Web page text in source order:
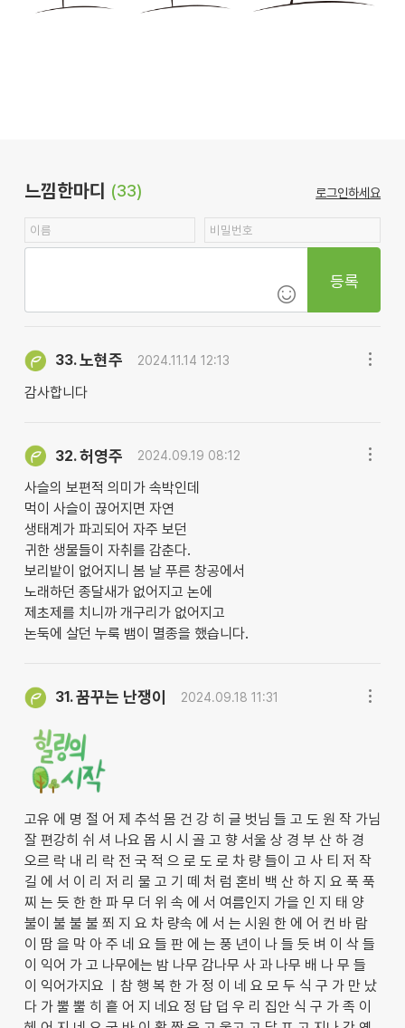
느낌한마디 (33) 로그인하세요
등록
33.노현주 2024.11.14 12:13
감사합니다
32.허영주 2024.09.19 08:12
사슬의 보편적 의미가 속박인데
먹이 사슬이 끊어지면 자연
생태계가 파괴되어 자주 보던
귀한 생물들이 자취를 감춘다.
보리밭이 없어지니 봄 날 푸른 창공에서
노래하던 종달새가 없어지고 논에
제초제를 치니까 개구리가 없어지고
논둑에 살던 누룩 뱀이 멸종을 했습니다.
31.꿈꾸는 난쟁이 2024.09.18 11:31
고유 에 명 절 어 제 추석 몸 건 강 히 글 벗님 들 고 도 원 작 가님
잘 편강히 쉬 셔 나요 몹 시 시 골 고 향 서울 상 경 부 산 하 경
오르 락 내 리 락 전 국 적 으 로 도 로 차 량 들이 고 사 티 저 작
길 에 서 이 리 저 리 물 고 기 떼 처 럼 혼비 백 산 하 지 요 푹 푹
찌 는 듯 한 한 파 무 더 위 속 에 서 여름인지 가을 인 지 태 양
불이 불 불 불 쬐 지 요 차 량속 에 서 는 시원 한 에 어 컨 바 람
이 땀 을 막 아 주 네 요 들 판 에 는 풍 년이 나 들 듯 벼 이 삭 들
이 익어 가 고 나무에는 밤 나무 감나무 사 과 나무 배 나 무 들
이 익어가지요 ㅣ참 행 복 한 가 정 이 네 요 모 두 식 구 가 만 났
다 가 뿔 뿔 히 흩 어 지 네요 정 답 덥 우 리 집안 식 구 가 족 이